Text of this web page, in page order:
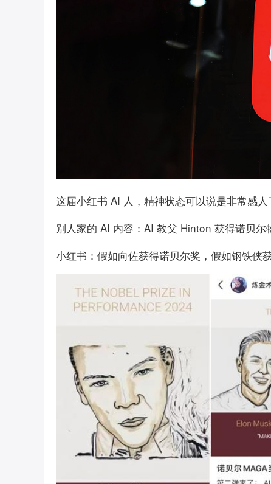
这届小红书 AI 人，精神状态可以说是非常感人
别人家的 AI 内容：AI 教父 Hinton 获得诺贝尔
小红书：假如向佐获得诺贝尔奖，假如钢铁侠